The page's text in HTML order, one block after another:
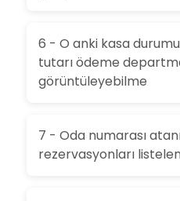
6 - O anki kasa
tutarı ödeme
görüntüleyebilme
7 - Oda numarası
rezervasyonları